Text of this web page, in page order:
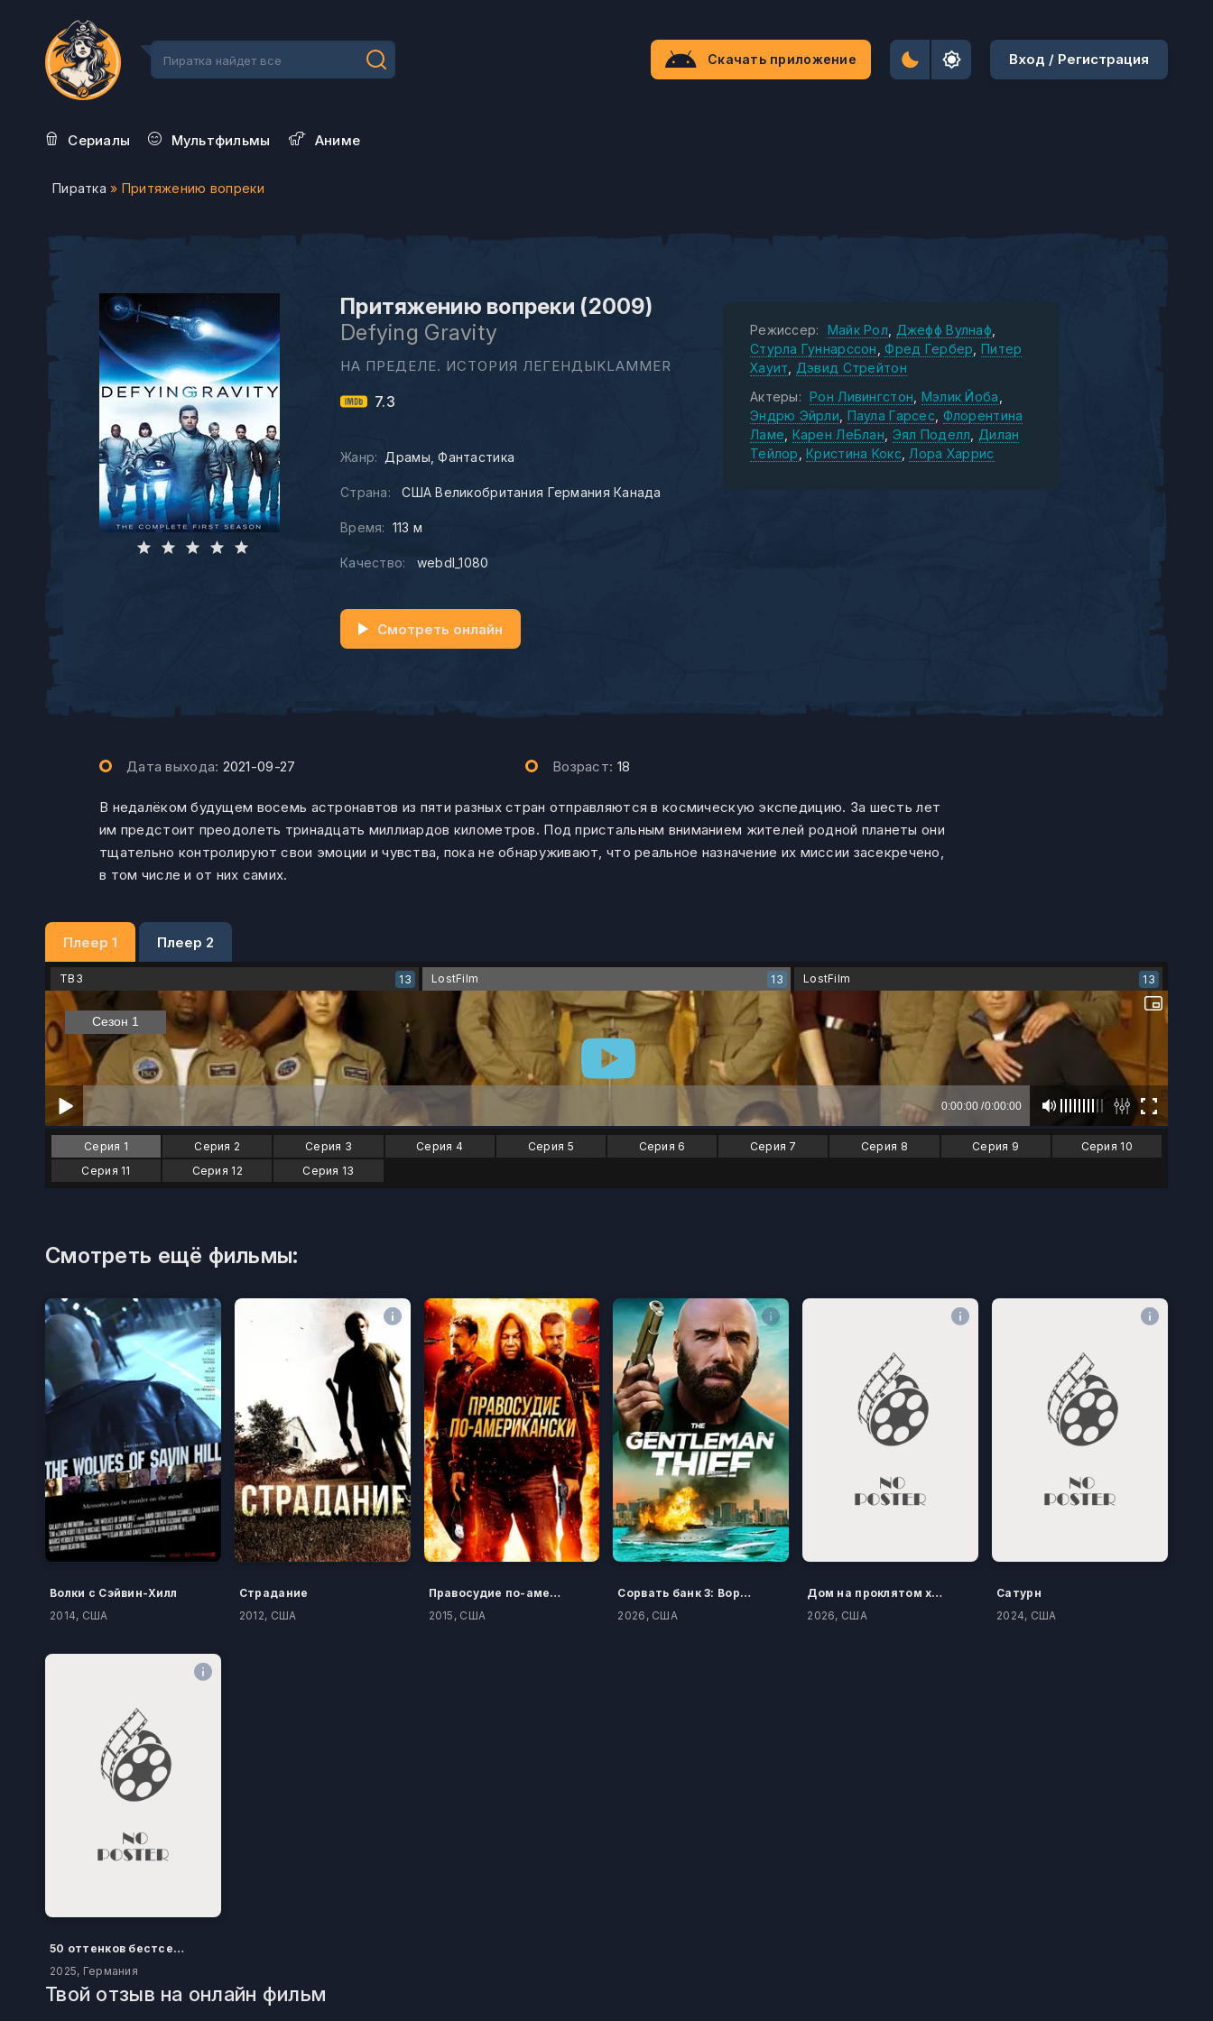
Скачать приложение Вход / Регистрация
Сериалы Мультфильмы Aниме
Пиратка » Притяжению вопреки
Притяжению вопреки (2009)
Defying Gravity
НА ПРЕДЕЛЕ. ИСТОРИЯ ЛЕГЕНДЫKLAMMER
7.3
Жанр: Драмы Фантастика
Страна: США Великобритания Германия Канада
Время: 113 м
Качество: webdl_1080
Смотреть онлайн
Режиссер: Майк Рол
Джефф Вулнаф
Стурла Гуннарссон
Фред Гербер Питер
Хауит
Дэвид Стрейтон
Актеры:
Рон Ливингстон Мэлик Йоба
Эндрю Эйрли Паула Гарсес
Флорентина
Ламе Карен ЛеБлан Эял Поделл
Дилан
Тейлор
Кристина Кокс Лора Харрис
Дата выхода: 2021-09-27 Возраст: 18
В недалёком будущем восемь астронавтов из пяти разных стран отправляются в космическую экспедицию. За шесть лет
им предстоит преодолеть тринадцать миллиардов километров. Под пристальным вниманием жителей родной планеты они
тщательно контролируют свои эмоции и чувства, пока не обнаруживают, что реальное назначение их миссии засекречено,
в том числе и от них самих.
Плеер 1 Плеер 2
ТВ3 13 LostFilm 13 LostFilm 13
Серия 1 Серия 2 Серия 3 Серия 4 Серия 5 Серия 6 Серия 7 Серия 8 Серия 9
Серия 10
Серия 11
Серия 12 Серия 13
Смотреть ещё фильмы:
Волки с Сэйвин-Хилл
2014, США
Страдание
2012, США
Правосудие по-американски
2015, США
Сорвать банк 3: Вор-джентльмен
2026, США
Дом на проклятом холме
2026, США
Сатурн
2024, США
50 оттенков бестселлера
2025, Германия
Твой отзыв на онлайн фильм